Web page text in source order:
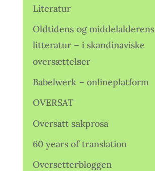
Literatur
Oldtidens og middelalderens
litteratur – i skandinaviske
oversættelser
Babelwerk – onlineplatform
OVERSAT
Oversatt sakprosa
60 years of translation
Oversetterbloggen